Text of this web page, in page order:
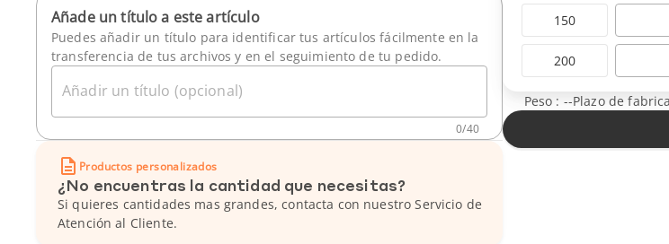
Añade un título a este artículo
Puedes añadir un título para identificar tus artículos fácilmente en la
transferencia de tus archivos y en el seguimiento de tu pedido.
Añadir un título (opcional)
0/40
Productos personalizados
¿No encuentras la cantidad que necesitas?
Si quieres cantidades mas grandes, contacta con nuestro Servicio de
Atención al Cliente.
150
200
Peso : --Plazo de